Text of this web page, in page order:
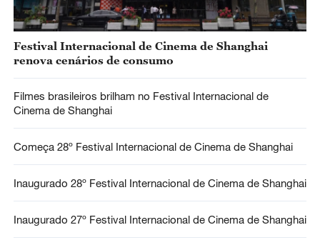
Festival Internacional de Cinema de Shanghai
renova cenários de consumo
Filmes brasileiros brilham no Festival Internacional de
Cinema de Shanghai
Começa 28º Festival Internacional de Cinema de Shanghai
Inaugurado 28º Festival Internacional de Cinema de Shanghai
Inaugurado 27º Festival Internacional de Cinema de Shanghai